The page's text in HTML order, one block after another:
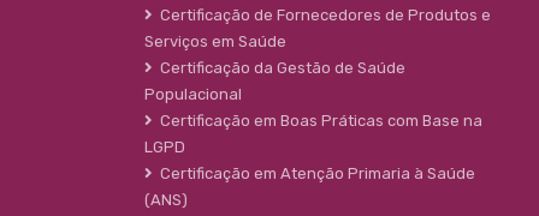
Certificação de Fornecedores de Produtos e
Serviços em Saúde
Certificação da Gestão de Saúde
Populacional
Certificação em Boas Práticas com Base na
LGPD
Certificação em Atenção Primaria à Saúde
(ANS)